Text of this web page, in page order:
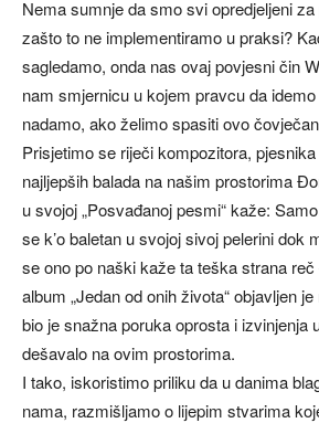
Nema sumnje da smo svi opredjeljeni
zašto to ne implementiramo u praksi?
sagledamo, onda nas ovaj povjesni čin
nam smjernicu u kojem pravcu da
nadamo, ako želimo spasiti ovo
Prisjetimo se riječi kompozitora,
najljepših balada na našim prostorima
u svojoj „Posvađanoj pesmi“ kaže:
se k’o baletan u svojoj sivoj pelerini dok
se ono po naški kaže ta teška strana
album „Jedan od onih života“ objavljen
bio je snažna poruka oprosta i izvinjenja
dešavalo na ovim prostorima.
I tako, iskoristimo priliku da u danima
nama, razmišljamo o lijepim stvarima